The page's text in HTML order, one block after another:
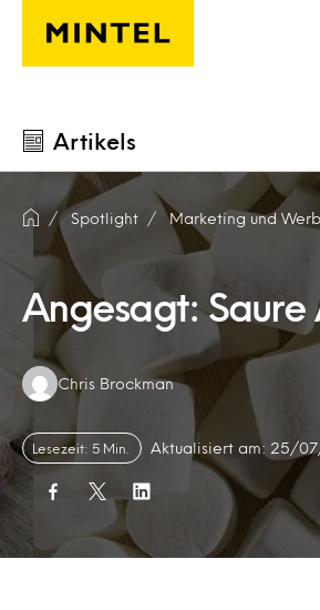
Skip to main content
Artikels
Spotlight Marketing und
Angesagt: Saure
Authors:
Chris Brockman
Lesezeit: 5 Min. Aktualisiert am: 25/